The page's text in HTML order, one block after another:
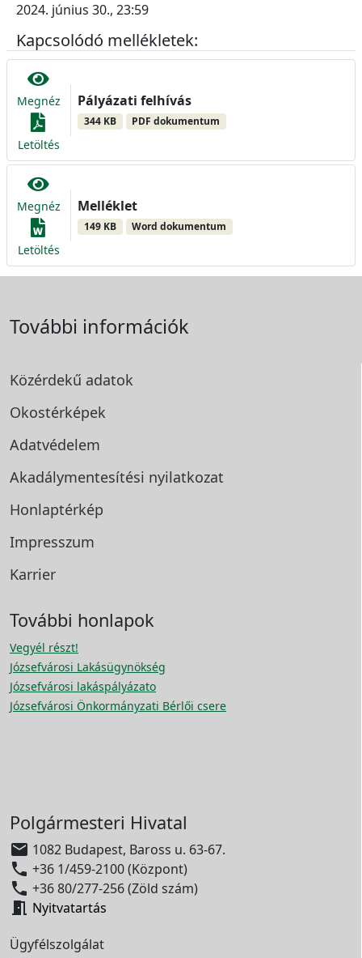
2024. június 30., 23:59
Kapcsolódó mellékletek:
Megnéz
Letöltés
Pályázati felhívás
344 KB PDF dokumentum
Megnéz
Letöltés
Melléklet
149 KB Word dokumentum
További információk
Közérdekű adatok
Okostérképek
Adatvédelem
Akadálymentesítési nyilatkozat
Honlaptérkép
Impresszum
Karrier
További honlapok
Vegyél részt!
Józsefvárosi Lakásügynökség
Józsefvárosi lakáspályázato
Józsefvárosi Önkormányzati Bérlői csere
Polgármesteri Hivatal
 1082 Budapest, Baross u. 63-67.
 +36 1/459-2100 (Központ)
 +36 80/277-256 (Zöld szám)
 Nyitvatartás
Ügyfélszolgálat